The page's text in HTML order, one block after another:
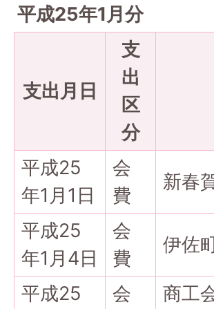
平成25年1月分
支出月日
支
出
区
分
平成25
年1月1日
会
費
新春
平成25
年1月4日
会
費
伊佐
平成25
会
商工